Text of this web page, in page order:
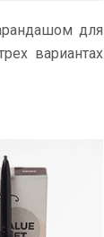
для
вариантах